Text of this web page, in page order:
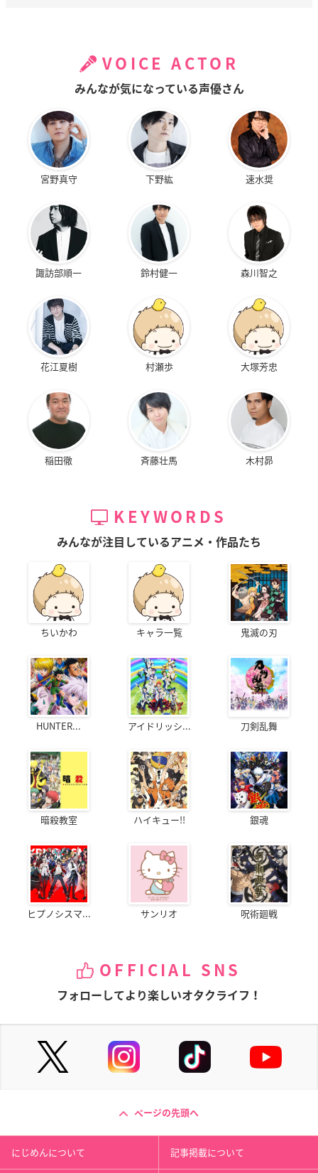
VOICE ACTOR
みんなが気になっている声優さん
宮野真守 下野紘 速水奨
諏訪部順一 鈴村健一 森川智之
花江夏樹 村瀬歩 大塚芳忠
稲田徹 斉藤壮馬 木村昴
KEYWORDS
みんなが注目しているアニメ・作品たち
ちいかわ キャラ一覧 鬼滅の刃
HUNTER... アイドリッシ... 刀剣乱舞
暗殺教室 ハイキュー!! 銀魂
ヒプノシスマ... サンリオ 呪術廻戦
OFFICIAL SNS
フォローしてより楽しいオタクライフ！
ページの先頭へ
にじめんについて 記事掲載について